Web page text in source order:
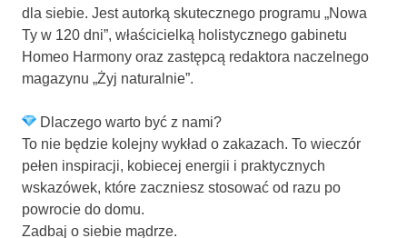
dla siebie. Jest autorką skutecznego programu „Nowa
Ty w 120 dni”, właścicielką holistycznego gabinetu
Homeo Harmony oraz zastępcą redaktora naczelnego
magazynu „Żyj naturalnie”.
Dlaczego warto być z nami?
To nie będzie kolejny wykład o zakazach. To wieczór
pełen inspiracji, kobiecej energii i praktycznych
wskazówek, które zaczniesz stosować od razu po
powrocie do domu.
Zadbaj o siebie mądrze.